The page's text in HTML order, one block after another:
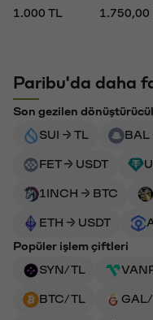
1.000 TL 1.750,00
Paribu'da daha
Son gezilen
SUI → TL
BAL
FET → USDT
1INCH → BTC
ETH → USDT
Popüler işlem çiftleri
SYN/TL
BTC/TL